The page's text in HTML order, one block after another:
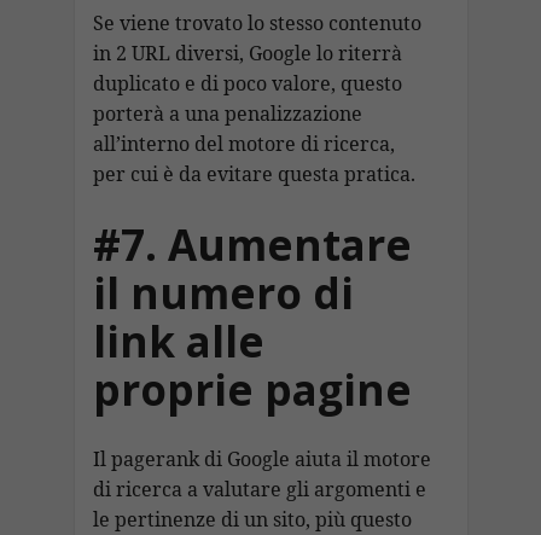
Se viene trovato lo stesso contenuto
in 2 URL diversi, Google lo riterrà
duplicato e di poco valore, questo
porterà a una penalizzazione
all’interno del motore di ricerca,
per cui è da evitare questa pratica.
#7. Aumentare
il numero di
link alle
proprie pagine
Il pagerank di Google aiuta il motore
di ricerca a valutare gli argomenti e
le pertinenze di un sito, più questo